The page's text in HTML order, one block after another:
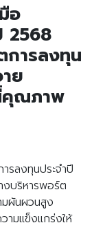
อ
2568
การลงทุน
ย
คุณภาพ
รลงทุนประจำปี
งบริหารพอร์ต
มผันผวนสูง
ามแข็งแกร่งให้